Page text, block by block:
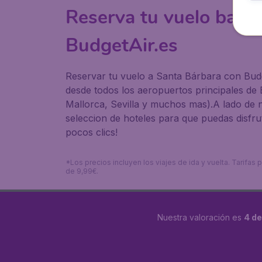
Reserva tu vuelo
BudgetAir.es
Reservar tu vuelo a Santa Bárbara con
desde todos los aeropuertos principales
Mallorca, Sevilla y muchos mas).A lado
seleccion de hoteles para que puedas
pocos clics!
*Los precios incluyen los viajes de ida y vuelta.
de 9,99€.
Nuestra valoración es 4